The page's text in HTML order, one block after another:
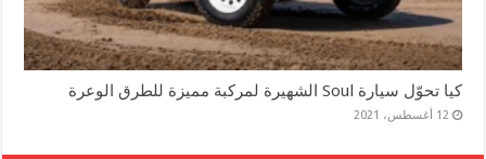
كيا تحوّل سيارة Soul الشهيرة لمركبة مميزة للطرق الوعرة
12 أغسطس، 2021